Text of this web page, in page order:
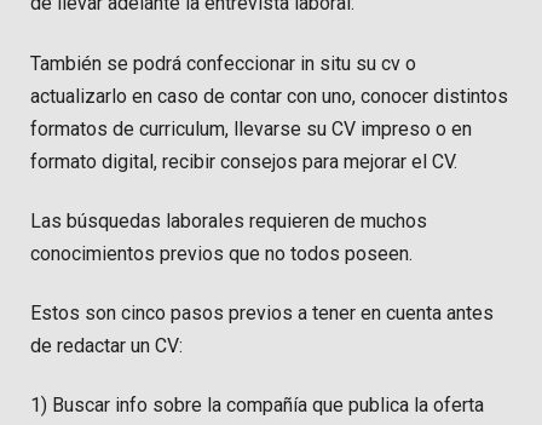
También se podrá confeccionar in situ su cv o
actualizarlo en caso de contar con uno, conocer distintos
formatos de curriculum, llevarse su CV impreso o en
formato digital, recibir consejos para mejorar el CV.
Las búsquedas laborales requieren de muchos
conocimientos previos que no todos poseen.
Estos son cinco pasos previos a tener en cuenta antes
de redactar un CV:
1) Buscar info sobre la compañía que publica la oferta